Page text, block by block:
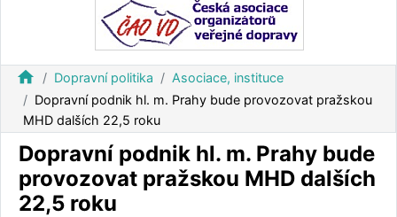
home Dopravní politika
Asociace, instituce
Dopravní podnik hl. m. Prahy bude provozovat pražskou
MHD dalších 22,5 roku
Dopravní podnik hl. m. Prahy bude
provozovat pražskou MHD dalších
22,5 roku